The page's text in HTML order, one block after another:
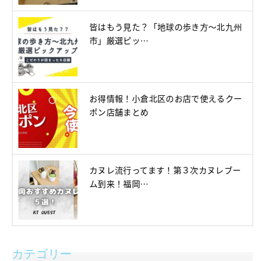
皆はもう見た？「地球の歩き方～北九州
市」厳選ピッ…
お得情報！小倉北区のお店で使えるクー
ポン店舗まとめ
カヌレ流行ってます！第３次カヌレブー
ム到来！福岡…
カテゴリー